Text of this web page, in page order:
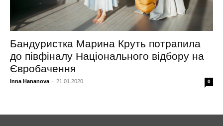
Бандуристка Марина Круть потрапила
до півфіналу Національного відбору на
Євробачення
Inna Hananova - 21.01.2020 0